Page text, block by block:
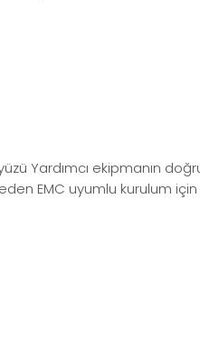
Yardımcı ekipmanın
EMC uyumlu kurulum